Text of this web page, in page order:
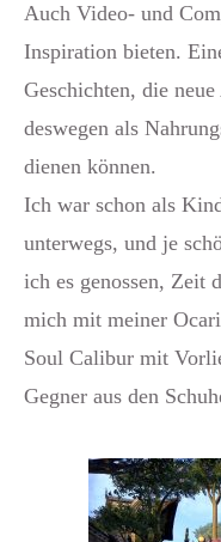
Auch Video- und
Inspiration bieten.
Geschichten, die
deswegen als
dienen können.
Ich war schon als
unterwegs, und je
ich es genossen, Zeit
mich mit meiner
Soul Calibur mit
Gegner aus den